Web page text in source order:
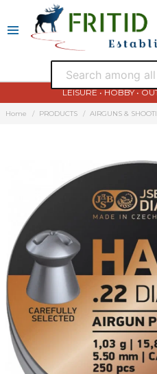
LEISURE • HOBBY •
Home PRODUCTS AIRGUNS &